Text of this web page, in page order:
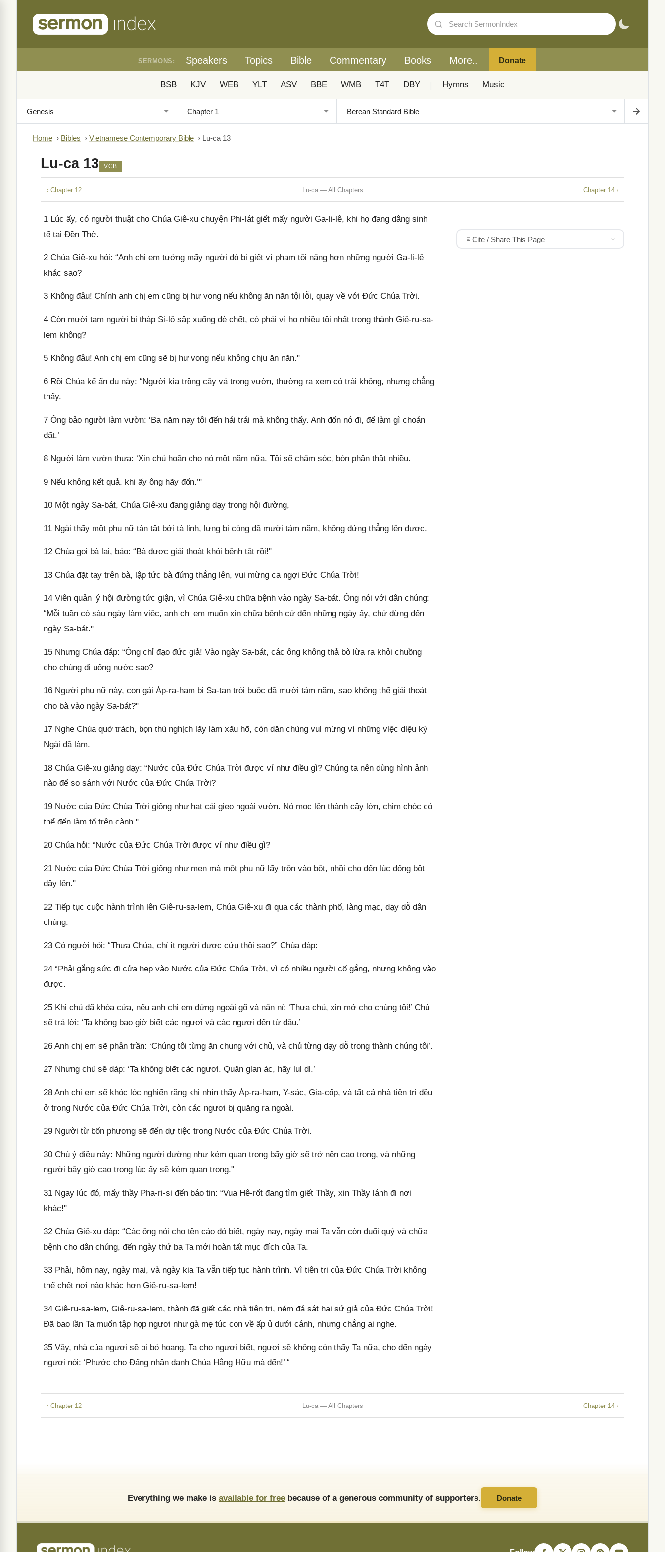
SERMONS: Speakers Topics Bible Commentary Books More.. Donate
BSB KJV WEB YLT ASV BBE WMB T4T DBY Hymns Music
Home › Bibles › Vietnamese Contemporary Bible › Lu-ca 13
Lu-ca 13 VCB
‹ Chapter 12 Lu-ca — All Chapters Chapter 14 ›
1 Lúc ấy, có người thuật cho Chúa Giê-xu chuyện Phi-lát giết mấy người Ga-li-lê, khi họ đang dâng sinh
tế tại Đền Thờ.
2 Chúa Giê-xu hỏi: “Anh chị em tưởng mấy người đó bị giết vì phạm tội nặng hơn những người Ga-li-lê
khác sao?
3 Không đâu! Chính anh chị em cũng bị hư vong nếu không ăn năn tội lỗi, quay về với Đức Chúa Trời.
4 Còn mười tám người bị tháp Si-lô sập xuống đè chết, có phải vì họ nhiều tội nhất trong thành Giê-ru-sa-
lem không?
5 Không đâu! Anh chị em cũng sẽ bị hư vong nếu không chịu ăn năn."
6 Rồi Chúa kể ẩn dụ này: “Người kia trồng cây vả trong vườn, thường ra xem có trái không, nhưng chẳng
thấy.
7 Ông bảo người làm vườn: ‘Ba năm nay tôi đến hái trái mà không thấy. Anh đốn nó đi, để làm gì choán
đất.’
8 Người làm vườn thưa: ‘Xin chủ hoãn cho nó một năm nữa. Tôi sẽ chăm sóc, bón phân thật nhiều.
9 Nếu không kết quả, khi ấy ông hãy đốn.’"
10 Một ngày Sa-bát, Chúa Giê-xu đang giảng dạy trong hội đường,
11 Ngài thấy một phụ nữ tàn tật bởi tà linh, lưng bị còng đã mười tám năm, không đứng thẳng lên được.
12 Chúa gọi bà lại, bảo: “Bà được giải thoát khỏi bệnh tật rồi!"
13 Chúa đặt tay trên bà, lập tức bà đứng thẳng lên, vui mừng ca ngợi Đức Chúa Trời!
14 Viên quản lý hội đường tức giận, vì Chúa Giê-xu chữa bệnh vào ngày Sa-bát. Ông nói với dân chúng:
“Mỗi tuần có sáu ngày làm việc, anh chị em muốn xin chữa bệnh cứ đến những ngày ấy, chứ đừng đến
ngày Sa-bát."
15 Nhưng Chúa đáp: “Ông chỉ đạo đức giả! Vào ngày Sa-bát, các ông không thả bò lừa ra khỏi chuồng
cho chúng đi uống nước sao?
16 Người phụ nữ này, con gái Áp-ra-ham bị Sa-tan trói buộc đã mười tám năm, sao không thể giải thoát
cho bà vào ngày Sa-bát?"
17 Nghe Chúa quở trách, bọn thù nghịch lấy làm xấu hổ, còn dân chúng vui mừng vì những việc diệu kỳ
Ngài đã làm.
18 Chúa Giê-xu giảng dạy: “Nước của Đức Chúa Trời được ví như điều gì? Chúng ta nên dùng hình ảnh
nào để so sánh với Nước của Đức Chúa Trời?
19 Nước của Đức Chúa Trời giống như hạt cải gieo ngoài vườn. Nó mọc lên thành cây lớn, chim chóc có
thể đến làm tổ trên cành."
20 Chúa hỏi: “Nước của Đức Chúa Trời được ví như điều gì?
21 Nước của Đức Chúa Trời giống như men mà một phụ nữ lấy trộn vào bột, nhồi cho đến lúc đống bột
dậy lên."
22 Tiếp tục cuộc hành trình lên Giê-ru-sa-lem, Chúa Giê-xu đi qua các thành phố, làng mạc, dạy dỗ dân
chúng.
23 Có người hỏi: “Thưa Chúa, chỉ ít người được cứu thôi sao?” Chúa đáp:
24 “Phải gắng sức đi cửa hẹp vào Nước của Đức Chúa Trời, vì có nhiều người cố gắng, nhưng không vào
được.
25 Khi chủ đã khóa cửa, nếu anh chị em đứng ngoài gõ và năn nỉ: ‘Thưa chủ, xin mở cho chúng tôi!’ Chủ
sẽ trả lời: ‘Ta không bao giờ biết các ngươi và các ngươi đến từ đâu.’
26 Anh chị em sẽ phân trần: ‘Chúng tôi từng ăn chung với chủ, và chủ từng dạy dỗ trong thành chúng tôi’.
27 Nhưng chủ sẽ đáp: ‘Ta không biết các ngươi. Quân gian ác, hãy lui đi.’
28 Anh chị em sẽ khóc lóc nghiến răng khi nhìn thấy Áp-ra-ham, Y-sác, Gia-cốp, và tất cả nhà tiên tri đều
ở trong Nước của Đức Chúa Trời, còn các ngươi bị quăng ra ngoài.
29 Người từ bốn phương sẽ đến dự tiệc trong Nước của Đức Chúa Trời.
30 Chú ý điều này: Những người dường như kém quan trọng bấy giờ sẽ trở nên cao trọng, và những
người bây giờ cao trọng lúc ấy sẽ kém quan trọng."
31 Ngay lúc đó, mấy thầy Pha-ri-si đến báo tin: “Vua Hê-rốt đang tìm giết Thầy, xin Thầy lánh đi nơi
khác!"
32 Chúa Giê-xu đáp: “Các ông nói cho tên cáo đó biết, ngày nay, ngày mai Ta vẫn còn đuổi quỷ và chữa
bệnh cho dân chúng, đến ngày thứ ba Ta mới hoàn tất mục đích của Ta.
33 Phải, hôm nay, ngày mai, và ngày kia Ta vẫn tiếp tục hành trình. Vì tiên tri của Đức Chúa Trời không
thể chết nơi nào khác hơn Giê-ru-sa-lem!
34 Giê-ru-sa-lem, Giê-ru-sa-lem, thành đã giết các nhà tiên tri, ném đá sát hại sứ giả của Đức Chúa Trời!
Đã bao lần Ta muốn tập họp ngươi như gà mẹ túc con về ấp ủ dưới cánh, nhưng chẳng ai nghe.
35 Vậy, nhà của ngươi sẽ bị bỏ hoang. Ta cho ngươi biết, ngươi sẽ không còn thấy Ta nữa, cho đến ngày
ngươi nói: ‘Phước cho Đấng nhân danh Chúa Hằng Hữu mà đến!’ “
Cite / Share This Page
‹ Chapter 12 Lu-ca — All Chapters Chapter 14 ›
Everything we make is available for free because of a generous community of supporters. Donate